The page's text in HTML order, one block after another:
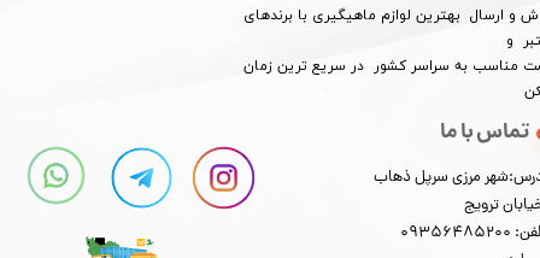
و ارسال بهترین لوازم ماهیگیری با برندهای
و
مناسب به سراسر کشور در سریع ترین زمان
تماس با ما
مرزی سرپل ذهاب
ترویج